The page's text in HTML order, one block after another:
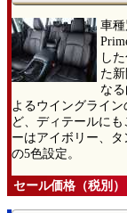
車種
し
た
な
よるウイングライ
ど、ディテールに
ーはアイボリー、
の5色設定。
セール価格（税別）